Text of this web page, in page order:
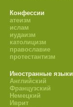
Конфессии
атеизм
ислам
иудаизм
католицизм
православие
протестантизм
Иностранные языки
Английский
Французский
Немецкий
Иврит